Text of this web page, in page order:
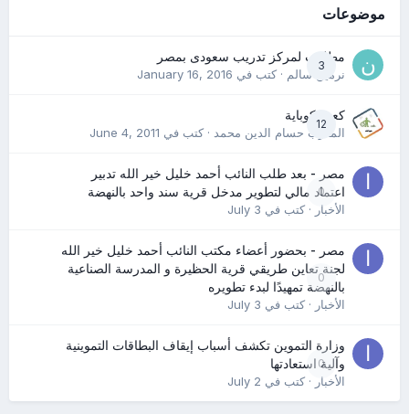
موضوعات
3
مطلوب لمركز تدريب سعودى بمصر
نرمين سالم· كتب في January 16, 2016
12
كعب كوباية
المدرب حسام الدين محمد· كتب في June 4, 2011
0
مصر - بعد طلب النائب أحمد خليل خير الله تدبير
اعتماد مالي لتطوير مدخل قرية سند واحد بالنهضة
الأخبار· كتب في July 3
0
مصر - بحضور أعضاء مكتب النائب أحمد خليل خير الله
لجنة تعاين طريقي قرية الحظيرة و المدرسة الصناعية
بالنهضة تمهيدًا لبدء تطويره
الأخبار· كتب في July 3
0
وزارة التموين تكشف أسباب إيقاف البطاقات التموينية
وآلية استعادتها
الأخبار· كتب في July 2